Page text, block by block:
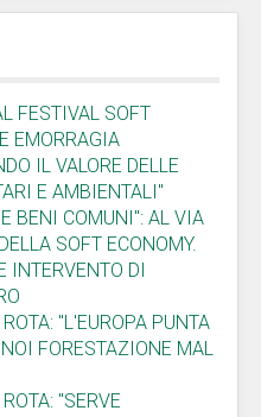
FESTIVAL SOFT
EMORRAGIA
IL VALORE DELLE
E AMBIENTALI"
BENI COMUNI": AL VIA
SOFT ECONOMY.
INTERVENTO DI
"L'EUROPA PUNTA
FORESTAZIONE MAL
"SERVE